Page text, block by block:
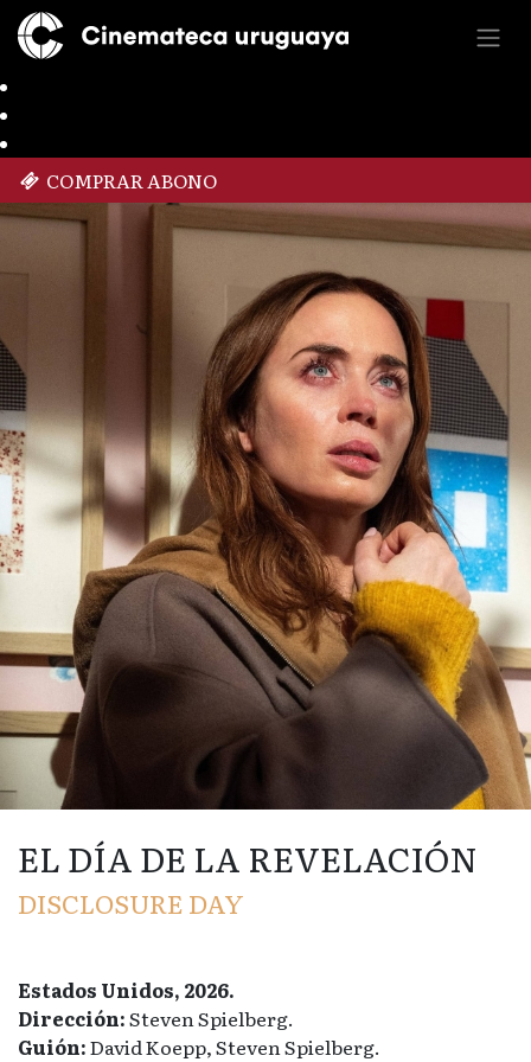
COMPRAR ABONO
EL DÍA DE LA REVELACIÓN
DISCLOSURE DAY
Estados Unidos, 2026.
Dirección:Steven Spielberg.
Guión:David Koepp, Steven Spielberg.